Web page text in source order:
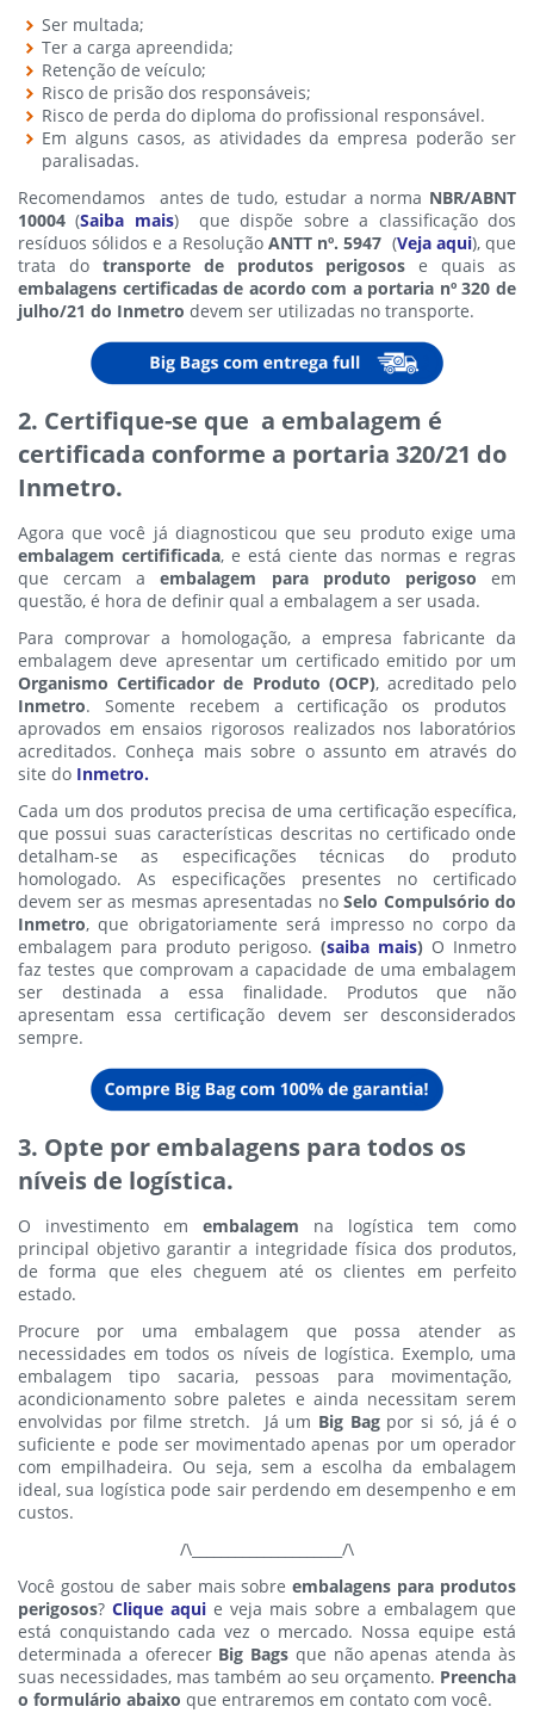
Ser multada;
Ter a carga apreendida;
Retenção de veículo;
Risco de prisão dos responsáveis;
Risco de perda do diploma do profissional responsável.
Em alguns casos, as atividades da empresa poderão ser
paralisadas.
Recomendamos antes de tudo, estudar a norma NBR/ABNT
10004 (Saiba mais) que dispõe sobre a classificação dos
resíduos sólidos e a Resolução ANTT nº. 5947 (Veja aqui), que
trata do transporte de produtos perigosos e quais as
embalagens certificadas de acordo com a portaria nº 320 de
julho/21 do Inmetro devem ser utilizadas no transporte.
2. Certifique-se que a embalagem é
certificada conforme a portaria 320/21 do
Inmetro.
Agora que você já diagnosticou que seu produto exige uma
embalagem certifificada, e está ciente das normas e regras
que cercam aembalagem para produto perigoso em
questão, é hora de definir qual a embalagem a ser usada.
Para comprovar a homologação, a empresa fabricante da
embalagem deve apresentar um certificado emitido por um
Organismo Certificador de Produto (OCP), acreditado pelo
Inmetro. Somente recebem a certificação os produtos
aprovados em ensaios rigorosos realizados nos laboratórios
acreditados. Conheça mais sobre o assunto em através do
site do Inmetro.
Cada um dos produtos precisa de uma certificação específica,
que possui suas características descritas no certificado onde
detalham-se as especificações técnicas do produto
homologado. As especificações presentes no certificado
devem ser as mesmas apresentadas no Selo Compulsório do
Inmetro, que obrigatoriamente será impresso no corpo da
embalagem para produto perigoso. (saiba mais) O Inmetro
faz testes que comprovam a capacidade de uma embalagem
ser destinada a essa finalidade. Produtos que não
apresentam essa certificação devem ser desconsiderados
sempre.
3. Opte por embalagens para todos os
níveis de logística.
O investimento em embalagem na logística tem como
principal objetivo garantir a integridade física dos produtos,
de forma que eles cheguem até os clientes em perfeito
estado.
Procure por uma embalagem que possa atender as
necessidades em todos os níveis de logística. Exemplo, uma
embalagem tipo sacaria, pessoas para movimentação,
acondicionamento sobre paletes e ainda necessitam serem
envolvidas por filme stretch. Já um Big Bagpor si só, já é o
suficiente e pode ser movimentado apenas por um operador
com empilhadeira. Ou seja, sem a escolha da embalagem
ideal, sua logística pode sair perdendo em desempenho e em
custos.
/\_____________________/\
Você gostou de saber mais sobreembalagens para produtos
perigosos? Clique aqui e veja mais sobre a embalagem que
está conquistando cada vez o mercado. Nossa equipe está
determinada a oferecer Big Bags que não apenas atenda às
suas necessidades, mas também ao seu orçamento. Preencha
o formulário abaixo que entraremos em contato com você.